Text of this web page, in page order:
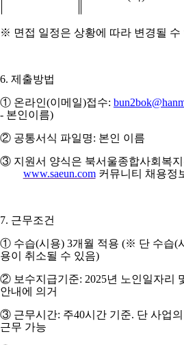
※ 면접 일정은 상황에 따라 변경될 수
6. 제출방법
① 온라인(이메일)접수:
- 본인이름)
② 공통서식 파일명: 본인 이름
③ 지원서 양식은 북서울종합사회복지
www.saeun.com 커뮤니티 채용정
7. 근무조건
① 수습(시용) 3개월 적용 (※ 단 수습(
용이 취소될 수 있음)
② 보수지급기준: 2025년 노인일자리
안내에 의거
③ 근무시간: 주40시간 기준. 단 사업
근무 가능